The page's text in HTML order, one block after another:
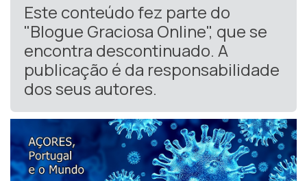
Este conteúdo fez parte do
"Blogue Graciosa Online", que se
encontra descontinuado. A
publicação é da responsabilidade
dos seus autores.